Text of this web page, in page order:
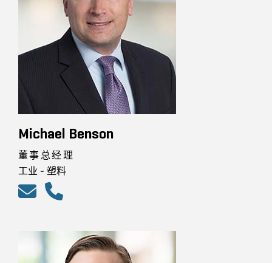
Michael Benson
董事总经理
工业 - 塑料